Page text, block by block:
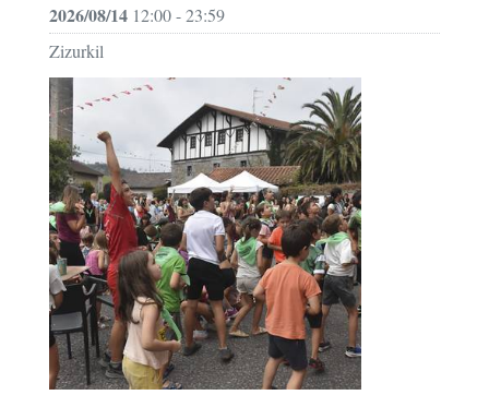
2026/08/14 12:00 - 23:59
Zizurkil